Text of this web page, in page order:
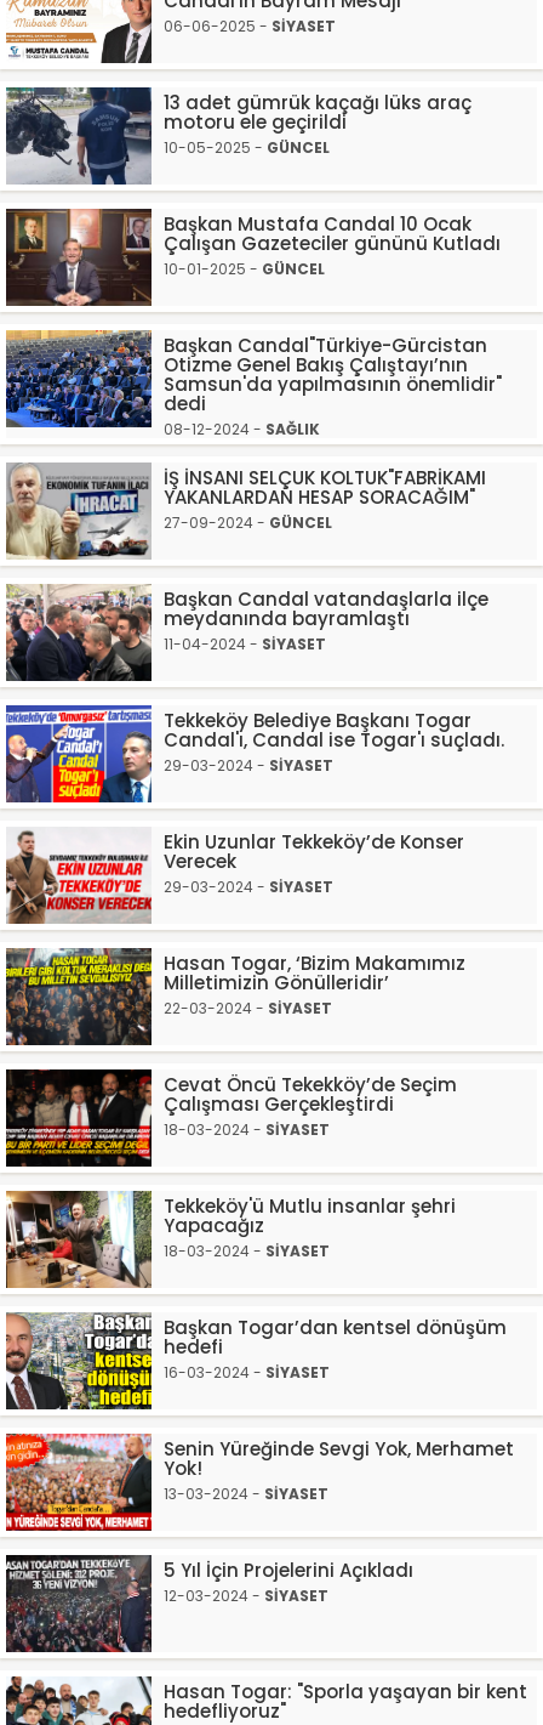
06-06-2025 - SİYASET
13 adet gümrük kaçağı lüks araç
motoru ele geçirildi
10-05-2025 - GÜNCEL
Başkan Mustafa Candal 10 Ocak
Çalışan Gazeteciler gününü Kutladı
10-01-2025 - GÜNCEL
Başkan Candal"Türkiye-Gürcistan
Otizme Genel Bakış Çalıştayı’nın
Samsun'da yapılmasının önemlidir"
dedi
08-12-2024 - SAĞLIK
İŞ İNSANI SELÇUK KOLTUK"FABRİKAMI
YAKANLARDAN HESAP SORACAĞIM"
27-09-2024 - GÜNCEL
Başkan Candal vatandaşlarla ilçe
meydanında bayramlaştı
11-04-2024 - SİYASET
Tekkeköy Belediye Başkanı Togar
Candal'ı, Candal ise Togar'ı suçladı.
29-03-2024 - SİYASET
Ekin Uzunlar Tekkeköy’de Konser
Verecek
29-03-2024 - SİYASET
Hasan Togar, ‘Bizim Makamımız
Milletimizin Gönülleridir’
22-03-2024 - SİYASET
Cevat Öncü Tekekköy’de Seçim
Çalışması Gerçekleştirdi
18-03-2024 - SİYASET
Tekkeköy'ü Mutlu insanlar şehri
Yapacağız
18-03-2024 - SİYASET
Başkan Togar’dan kentsel dönüşüm
hedefi
16-03-2024 - SİYASET
Senin Yüreğinde Sevgi Yok, Merhamet
Yok!
13-03-2024 - SİYASET
5 Yıl İçin Projelerini Açıkladı
12-03-2024 - SİYASET
Hasan Togar: "Sporla yaşayan bir kent
hedefliyoruz"